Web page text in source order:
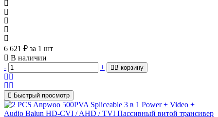
6 621 ₽ за 1 шт
В наличии
-
+ В корзину
Быстрый просмотр